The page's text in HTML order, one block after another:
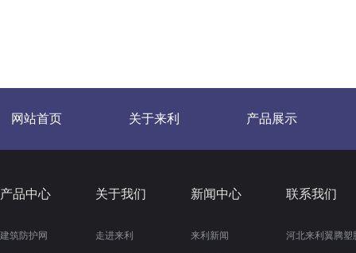
网站首页 关于来利 产品展示
产品中心
建筑防护网
关于我们
走进来利
新闻中心
来利新闻
联系我们
河北来利翼腾塑